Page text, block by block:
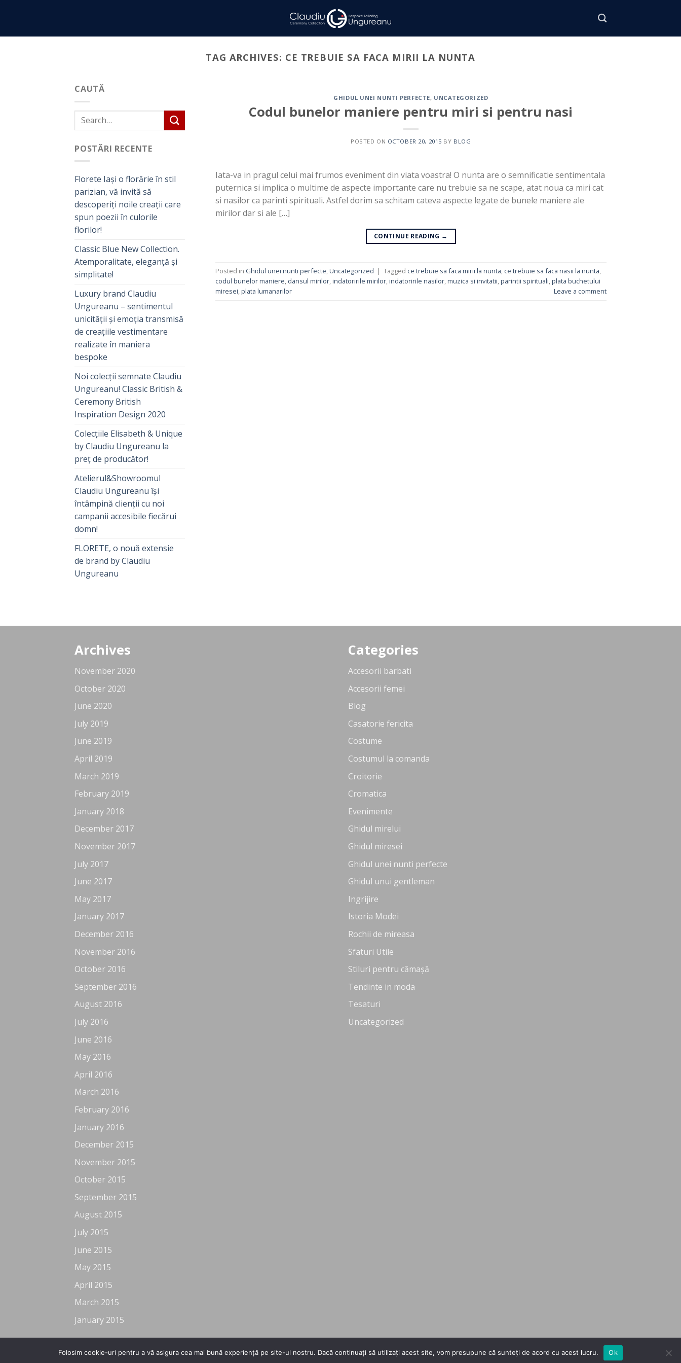
TAG ARCHIVES: CE TREBUIE SA FACA MIRII LA NUNTA
CAUTĂ
POSTĂRI RECENTE
Florete Iași o florărie în stil
parizian, vă invită să
descoperiți noile creații care
spun poezii în culorile
florilor!
Classic Blue New Collection.
Atemporalitate, eleganță și
simplitate!
Luxury brand Claudiu
Ungureanu – sentimentul
unicității și emoția transmisă
de creațiile vestimentare
realizate în maniera
bespoke
Noi colecții semnate Claudiu
Ungureanu! Classic British &
Ceremony British
Inspiration Design 2020
Colecțiile Elisabeth & Unique
by Claudiu Ungureanu la
preț de producător!
Atelierul&Showroomul
Claudiu Ungureanu își
întâmpină clienții cu noi
campanii accesibile fiecărui
domn!
FLORETE, o nouă extensie
de brand by Claudiu
Ungureanu
GHIDUL UNEI NUNTI PERFECTE, UNCATEGORIZED
Codul bunelor maniere pentru miri si pentru nasi
POSTED ON OCTOBER 20, 2015 BY BLOG
Iata-va in pragul celui mai frumos eveniment din viata voastra! O nunta are o semnificatie sentimentala
puternica si implica o multime de aspecte importante care nu trebuie sa ne scape, atat noua ca miri cat
si nasilor ca parinti spirituali. Astfel dorim sa schitam cateva aspecte legate de bunele maniere ale
mirilor dar si ale […]
CONTINUE READING →
Posted in Ghidul unei nunti perfecte,Uncategorized | Tagged ce trebuie sa faca mirii la nunta, ce trebuie sa faca nasii la nunta,
codul bunelor maniere, dansul mirilor,indatoririle mirilor,indatoririle nasilor,muzica si invitatii,parintii spirituali,plata buchetului
miresei,plata lumanarilor Leave a comment
Archives
November 2020
October 2020
June 2020
July 2019
June 2019
April 2019
March 2019
February 2019
January 2018
December 2017
November 2017
July 2017
June 2017
May 2017
January 2017
December 2016
November 2016
October 2016
September 2016
August 2016
July 2016
June 2016
May 2016
April 2016
March 2016
February 2016
January 2016
December 2015
November 2015
October 2015
September 2015
August 2015
July 2015
June 2015
May 2015
April 2015
March 2015
January 2015
Categories
Accesorii barbati
Accesorii femei
Blog
Casatorie fericita
Costume
Costumul la comanda
Croitorie
Cromatica
Evenimente
Ghidul mirelui
Ghidul miresei
Ghidul unei nunti perfecte
Ghidul unui gentleman
Ingrijire
Istoria Modei
Rochii de mireasa
Sfaturi Utile
Stiluri pentru cămașă
Tendinte in moda
Tesaturi
Uncategorized
Copyright 2026 ©Flatsome Theme
Folosim cookie-uri pentru a vă asigura cea mai bună experiență pe site-ul nostru. Dacă continuați să utilizați acest site, vom presupune că sunteți de acord cu acest lucru. Ok